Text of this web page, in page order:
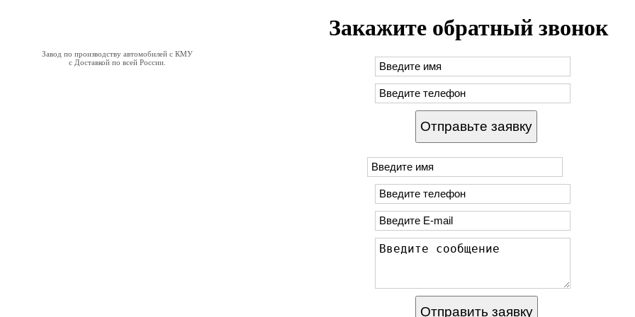
Закажите обратный звонок
Завод по производству автомобилей с КМУ
с Доставкой по всей России.